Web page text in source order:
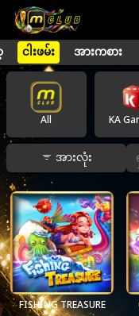
ငါးဖမ်း အားကစား
All KA
အားလုံး
FISHING TREASURE